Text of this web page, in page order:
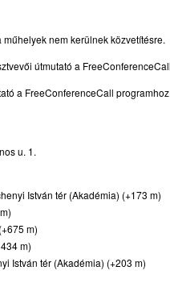
nem kerülnek közvetítésre.
útmutató a
a FreeConferenceCall programhoz
u. 1.
István tér (Akadémia) (+173 m)
m)
m)
István tér (Akadémia) (+203 m)